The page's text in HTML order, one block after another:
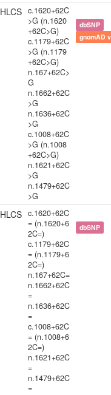
HLCS c.1620+62C
>G (n.1620
+62C>G)
c.1179+62C
>G (n.1179
+62C>G)
n.167+62C>
G
n.1662+62C
>G
n.1636+62C
>G
c.1008+62C
>G (n.1008
+62C>G)
n.1621+62C
>G
n.1479+62C
>G
dbSNP
gnomAD
HLCS c.1620+62C
= (n.1620+6
2C=)
c.1179+62C
= (n.1179+6
2C=)
n.167+62C=
n.1662+62C
=
n.1636+62C
=
c.1008+62C
= (n.1008+6
2C=)
n.1621+62C
=
n.1479+62C
=
dbSNP